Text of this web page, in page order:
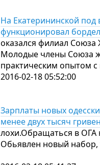
На Екатерининской
функционировал
оказался филиал
Молодые члены Союза
практическим опытом с
2016-02-18 05:52:00
Зарплаты новых
менее двух тысяч гривен
лохи.Обращаться в ОГА
Обьявлен новый набор,